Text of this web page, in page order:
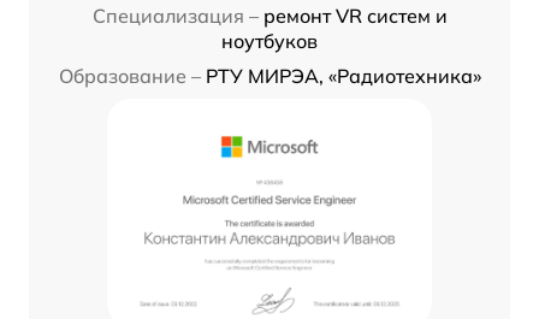
Специализация – ремонт VR систем и
ноутбуков
Образование – РТУ МИРЭА, «Радиотехника»